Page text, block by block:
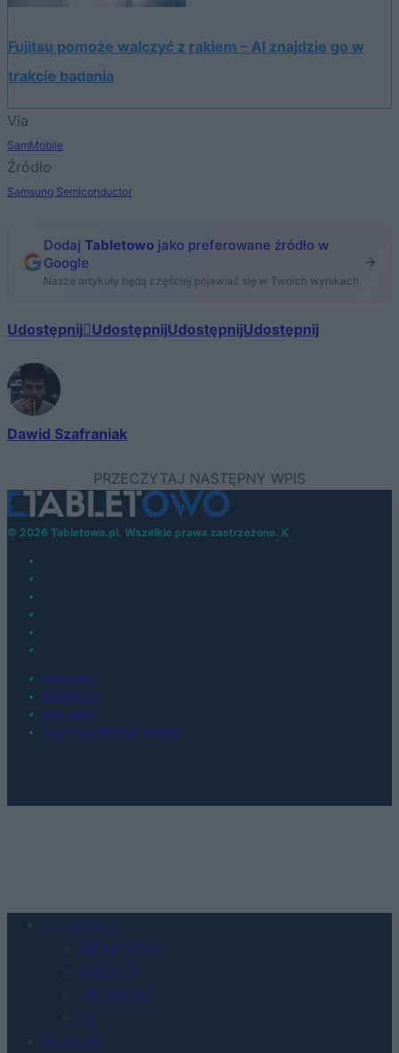
Fujitsu pomoże walczyć z rakiem – AI znajdzie go w
trakcie badania
Via
SamMobile
Źródło
Samsung Semiconductor
Dodaj Tabletowo jako preferowane źródło w
Google
Nasze artykuły będą częściej pojawiać się w Twoich wynikach
Udostępnij UdostępnijUdostępnijUdostępnij
Dawid Szafraniak
© 2026 Tabletowo.pl. Wszelkie prawa zastrzeżone. K
KONTAKT
REDAKCJA
REKLAMA
POLITYKA PRYWATNOŚCI
Urządzenia
SMARTFONY
TABLETY
WEARABLE
TV
Recenzje